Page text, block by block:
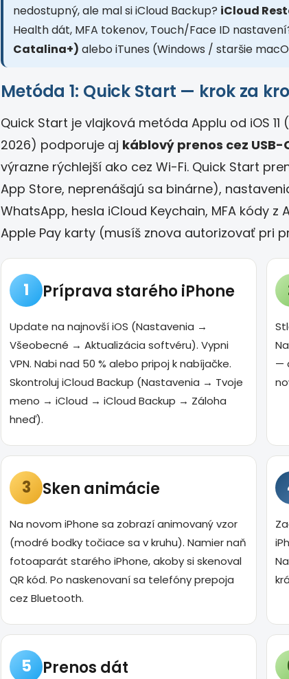
nedostupný, ale mal si iCloud Backup? iCloud
Health dát, MFA tokenov, Touch/Face ID
Catalina+) alebo iTunes (Windows / staršie
Metóda 1: Quick Start — krok za
Quick Start je vlajková metóda Applu od iOS 11
2026) podporuje aj káblový prenos cez
výrazne rýchlejší ako cez Wi-Fi. Quick Start
App Store, neprenášajú sa binárne),
WhatsApp, hesla iCloud Keychain, MFA kódy
Apple Pay karty (musíš znova autorizovať pri
1 Príprava starého iPhone
Update na najnovší iOS (Nastavenia →
Všeobecné → Aktualizácia softvéru). Vypni
VPN. Nabi nad 50 % alebo pripoj k nabíjačke.
Skontroluj iCloud Backup (Nastavenia → Tvoje
meno → iCloud → iCloud Backup → Záloha
hneď).
—
3 Sken animácie
Na novom iPhone sa zobrazí animovaný vzor
(modré bodky točiace sa v kruhu). Namier naň
fotoaparát starého iPhone, akoby si skenoval
QR kód. Po naskenovaní sa telefóny prepoja
cez Bluetooth.
5 Prenos dát